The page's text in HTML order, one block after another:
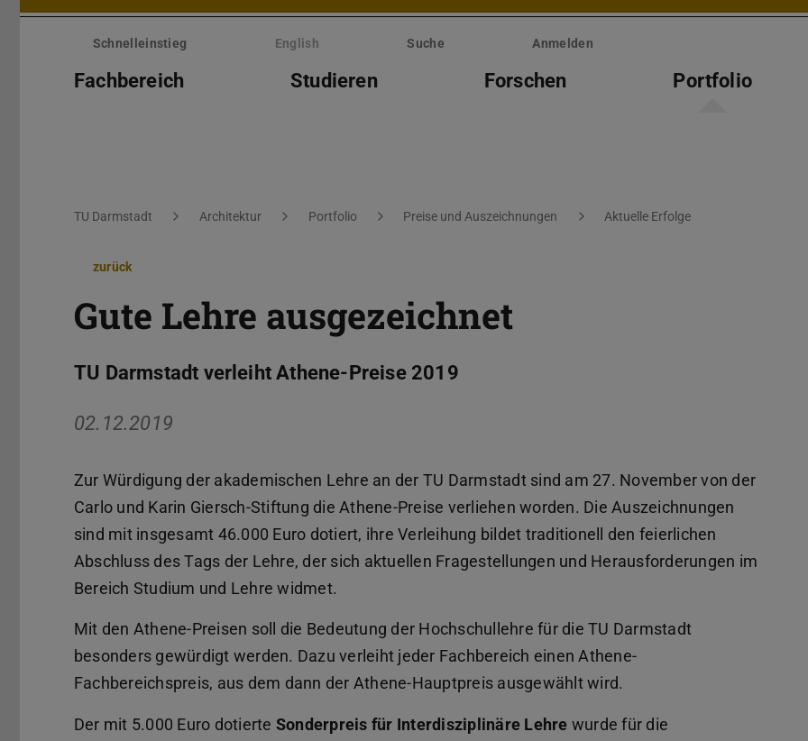
Menü
überspringenSchnelleinstieg English Suche Anmelden
Fachbereich Studieren Forschen Portfolio
Sie befinden sich hier:
TU Darmstadt Architektur Portfolio Preise und Auszeichnungen Aktuelle Erfolge
zurück
Gute Lehre ausgezeichnet
TU Darmstadt verleiht Athene-Preise 2019
02.12.2019
Zur Würdigung der akademischen Lehre an der TU Darmstadt sind am 27. November von der
Carlo und Karin Giersch-Stiftung die Athene-Preise verliehen worden. Die Auszeichnungen
sind mit insgesamt 46.000 Euro dotiert, ihre Verleihung bildet traditionell den feierlichen
Abschluss des Tags der Lehre, der sich aktuellen Fragestellungen und Herausforderungen im
Bereich Studium und Lehre widmet.
Mit den Athene-Preisen soll die Bedeutung der Hochschullehre für die TU Darmstadt
besonders gewürdigt werden. Dazu verleiht jeder Fachbereich einen Athene-
Fachbereichspreis, aus dem dann der Athene-Hauptpreis ausgewählt wird.
Der mit 5.000 Euro dotierte Sonderpreis für Interdisziplinäre Lehre wurde für die